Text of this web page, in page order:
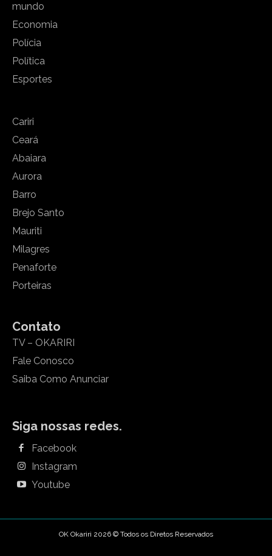
mundo
Economia
Polícia
Política
Esportes
Cariri
Ceará
Abaiara
Aurora
Barro
Brejo Santo
Mauriti
Milagres
Penaforte
Porteiras
Contato
TV – OKARIRI
Fale Conosco
Saiba Como Anunciar
Siga nossas redes.
Facebook
Instagram
Youtube
OK Okariri 2026 © Todos os Diretos Reservados